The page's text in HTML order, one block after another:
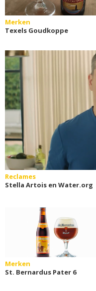
Merken
Texels Goudkoppe
Reclames
Stella Artois en Water.org
Merken
St. Bernardus Pater 6